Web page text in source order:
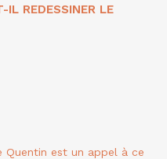
IL REDESSINER LE
Quentin est un appel à ce